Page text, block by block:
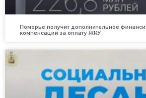
Поморье получит дополнительное
компенсации за оплату ЖКУ